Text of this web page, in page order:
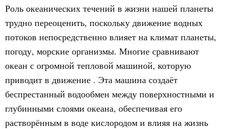
Роль океанических течений в жизни нашей планеты
трудно переоценить, поскольку движение водных
потоков непосредственно влияет на климат планеты,
погоду, морские организмы. Многие сравнивают
океан с огромной тепловой машиной, которую
приводит в движение . Эта машина создаёт
беспрестанный водообмен между поверхностными и
глубинными слоями океана, обеспечивая его
растворённым в воде кислородом и влияя на жизнь